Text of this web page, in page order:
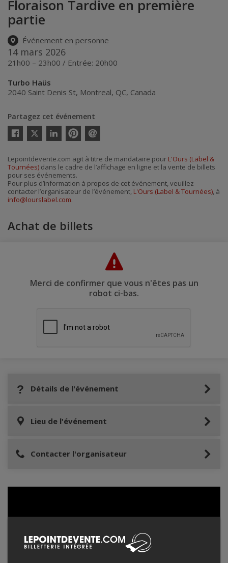
Floraison Tardive en première
partie
Événement en personne
14 mars 2026
21h00 – 23h00 / Entrée: 20h00
Turbo Haüs
2040 Saint Denis St, Montreal, QC, Canada
Partagez cet événement
Twitter
courriel
Lepointdevente.com agit à titre de mandataire pour L'Ours (Label &
Tournées) dans le cadre de l’affichage en ligne et la vente de billets
pour ses événements.
Pour plus d’information à propos de cet événement, veuillez
contacter l’organisateur de l’événement, L'Ours (Label & Tournées), à
info@lourslabel.com.
Achat de billets
Merci de confirmer que vous n'êtes pas un
robot ci-bas.
Détails de l'événement
Lieu de l'événement
Contacter l'organisateur